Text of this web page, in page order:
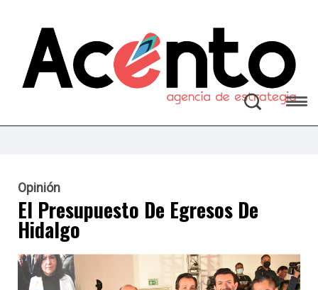
Opinión
El Presupuesto De Egresos De
Hidalgo